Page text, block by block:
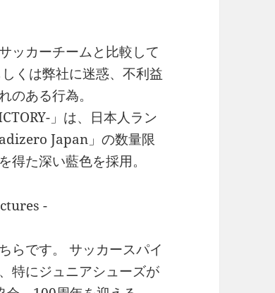
ッカーチームと比較して
くは弊社に迷惑、不利益
のある行為。
」は、日本人ラン
Japan」の数量限
た深い藍色を採用。
らです。 サッカースパイ
特にジュニアシューズが